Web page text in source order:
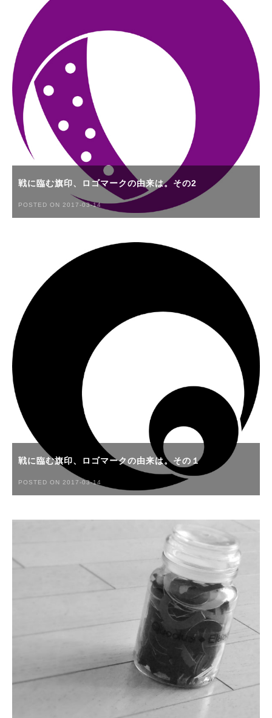
戦に臨む旗印、ロゴマークの由来は。その2
POSTED ON 2017-03-14
戦に臨む旗印、ロゴマークの由来は。その１
POSTED ON 2017-03-14